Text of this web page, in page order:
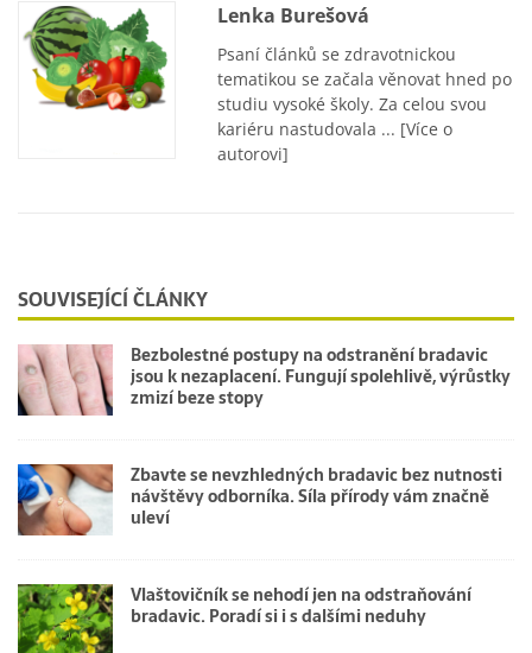
Lenka Burešová
Psaní článků se zdravotnickou
tematikou se začala věnovat hned po
studiu vysoké školy. Za celou svou
kariéru nastudovala ... [Více o
autorovi]
SOUVISEJÍCÍ ČLÁNKY
Bezbolestné postupy na odstranění bradavic
jsou k nezaplacení. Fungují spolehlivě, výrůstky
zmizí beze stopy
Zbavte se nevzhledných bradavic bez nutnosti
návštěvy odborníka. Síla přírody vám značně
uleví
Vlaštovičník se nehodí jen na odstraňování
bradavic. Poradí si i s dalšími neduhy